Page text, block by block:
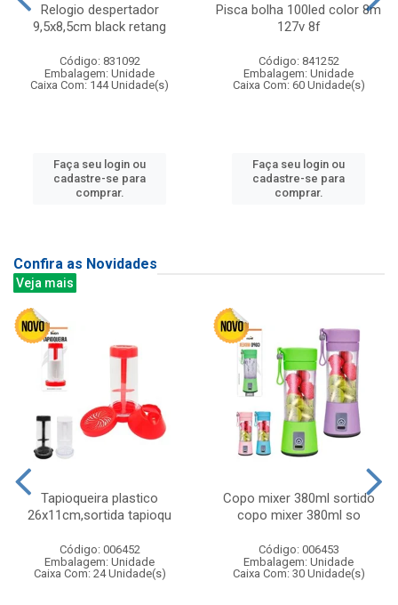
Relogio despertador
9,5x8,5cm black retang
Código: 831092
Embalagem: Unidade
Caixa Com: 144 Unidade(s)
Faça seu login ou
cadastre-se para
comprar.
Pisca bolha 100led color 8m
127v 8f
Código: 841252
Embalagem: Unidade
Caixa Com: 60 Unidade(s)
Faça seu login ou
cadastre-se para
comprar.
Confira as Novidades
Veja mais
Tapioqueira plastico
26x11cm,sortida tapioqu
Código: 006452
Embalagem: Unidade
Caixa Com: 24 Unidade(s)
Copo mixer 380ml sortido
copo mixer 380ml so
Código: 006453
Embalagem: Unidade
Caixa Com: 30 Unidade(s)